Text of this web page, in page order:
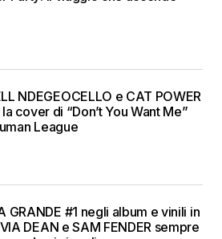
NDEGEOCELLO e CAT POWER
cover di “Don’t You Want Me”
League
GRANDE #1 negli album e vinili in
DEAN e SAM FENDER sempre